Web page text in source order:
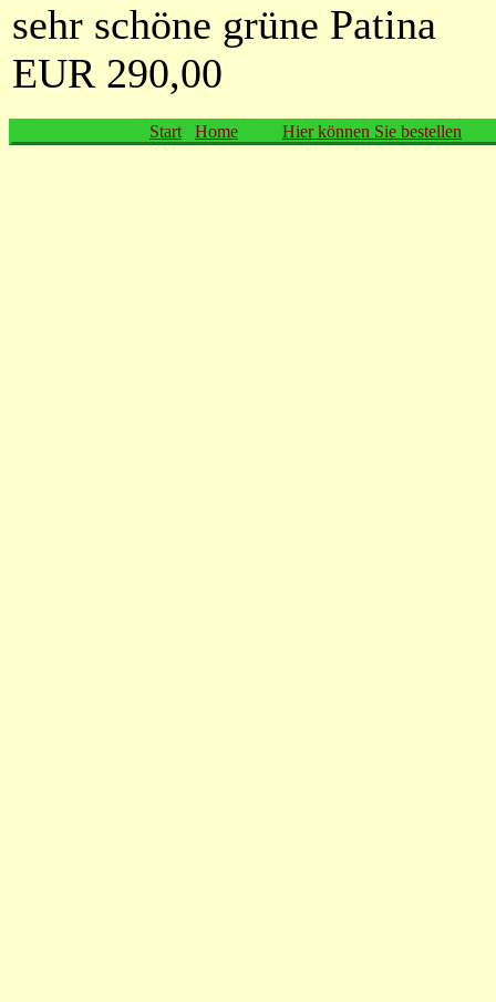
sehr schöne grüne Patina
EUR 290,00
Start Home Hier können Sie bestellen